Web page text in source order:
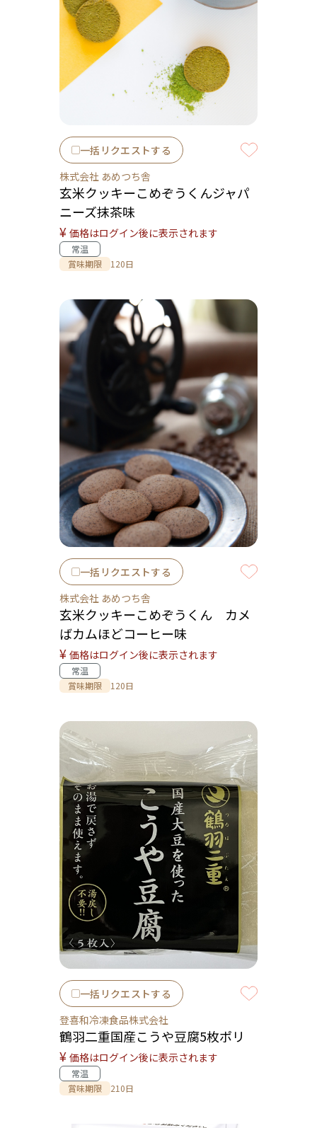
一括リクエストする
株式会社 あめつち舎
玄米クッキーこめぞうくんジャパ
ニーズ抹茶味
¥ 価格はログイン後に表示されます
常温
賞味期限
120日
一括リクエストする
株式会社 あめつち舎
玄米クッキーこめぞうくん カメ
ばカムほどコーヒー味
¥ 価格はログイン後に表示されます
常温
賞味期限
120日
一括リクエストする
登喜和冷凍食品株式会社
鶴羽二重国産こうや豆腐5枚ポリ
¥ 価格はログイン後に表示されます
常温
賞味期限
210日